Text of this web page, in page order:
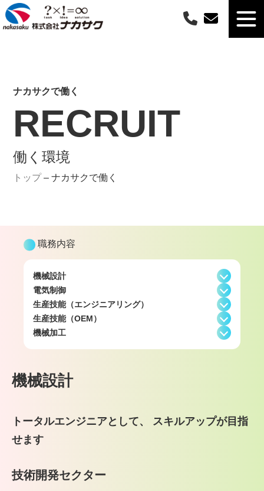
ナカサクで働く
RECRUIT
働く環境
トップ–ナカサクで働く
職務内容
機械設計
電気制御
生産技能（エンジニアリング）
生産技能（OEM）
機械加工
機械設計
トータルエンジニアとして、
スキルアップが目指
せます
技術開発セクター